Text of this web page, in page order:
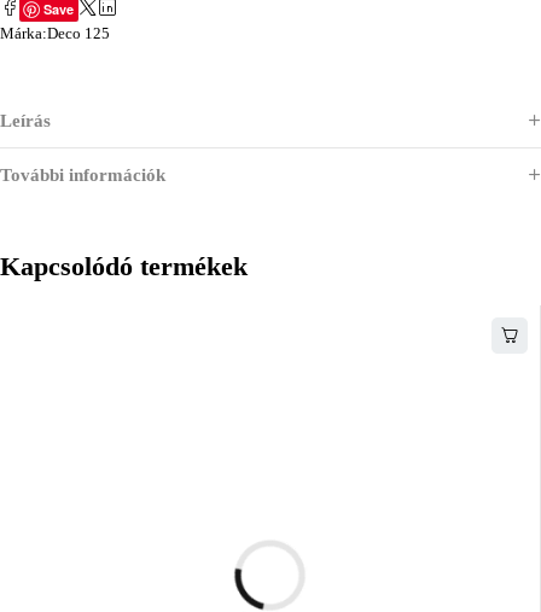
Save
Márka:Deco 125
Leírás
További információk
Kapcsolódó termékek